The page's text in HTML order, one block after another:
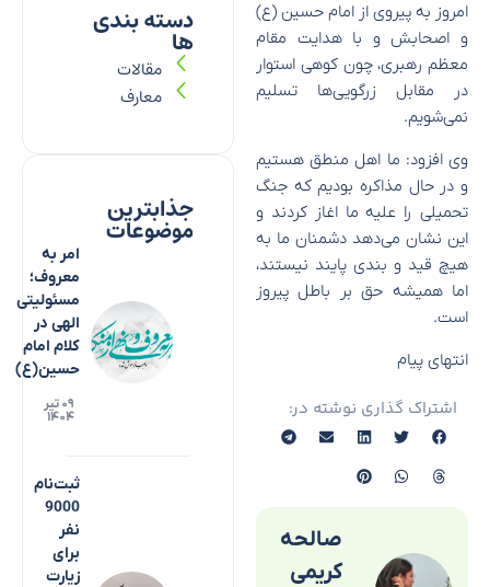
امروز به پیروی از امام حسین (ع)
و اصحابش و با هدایت مقام
معظم رهبری، چون کوهی استوار
در مقابل زرگویی‌ها تسلیم
نمی‌شویم.
وی افزود: ما اهل منطق هستیم
و در حال مذاکره بودیم که جنگ
تحمیلی را علیه ما اغاز کردند و
این نشان می‌دهد دشمنان ما به
هیچ قید و بندی پایند نیستند،
اما همیشه حق بر باطل پیروز
است.
انتهای پیام
اشتراک گذاری نوشته در:
صالحه
کریمی
دسته بندی
ها
مقالات
معارف
جذابترین
موضوعات
امر به
معروف؛
مسئولیتی
الهی در
کلام امام
حسین(ع)
۰۹ تیر
۱۴۰۴
ثبت‌نام
9000
نفر
برای
زیارت